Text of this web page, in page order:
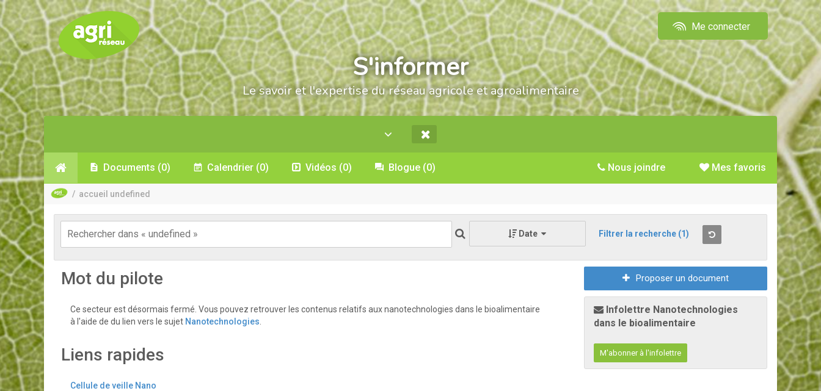
Me connecter
S'informer
Le savoir et l'expertise du réseau agricole et agroalimentaire
Documents (0) Calendrier (0) Vidéos (0) Blogue (0) Mes favoris
Nous joindre
/ accueil undefined
Date Filtrer la recherche (1)
Mot du pilote
Ce secteur est désormais fermé. Vous pouvez retrouver les contenus relatifs aux nanotechnologies dans le bioalimentaire
à l'aide de du lien vers le sujet Nanotechnologies
Liens rapides
Cellule de veille Nano
Proposer un document
Infolettre Nanotechnologies
dans le bioalimentaire
M'abonner à l'infolettre